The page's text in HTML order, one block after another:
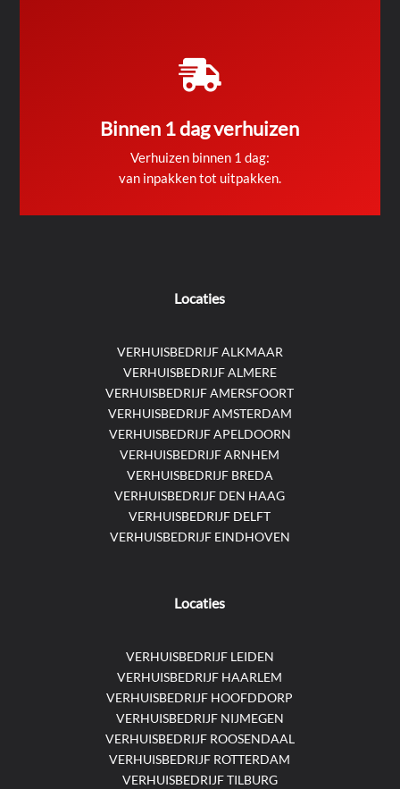

Binnen 1 dag verhuizen
Verhuizen binnen 1 dag:
van inpakken tot uitpakken.
Locaties
VERHUISBEDRIJF ALKMAAR
VERHUISBEDRIJF ALMERE
VERHUISBEDRIJF AMERSFOORT
VERHUISBEDRIJF AMSTERDAM
VERHUISBEDRIJF APELDOORN
VERHUISBEDRIJF ARNHEM
VERHUISBEDRIJF BREDA
VERHUISBEDRIJF DEN HAAG
VERHUISBEDRIJF DELFT
VERHUISBEDRIJF EINDHOVEN
Locaties
VERHUISBEDRIJF LEIDEN
VERHUISBEDRIJF HAARLEM
VERHUISBEDRIJF HOOFDDORP
VERHUISBEDRIJF NIJMEGEN
VERHUISBEDRIJF ROOSENDAAL
VERHUISBEDRIJF ROTTERDAM
VERHUISBEDRIJF TILBURG